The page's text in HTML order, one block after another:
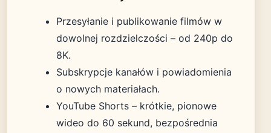
Przesyłanie i publikowanie filmów w
dowolnej rozdzielczości – od 240p do
8K.
Subskrypcje kanałów i powiadomienia
o nowych materiałach.
YouTube Shorts – krótkie, pionowe
wideo do 60 sekund, bezpośrednia